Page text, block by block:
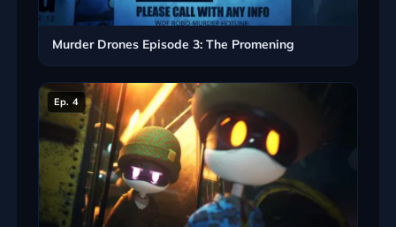
Murder Drones Episode 3: The Promening
Ep. 4